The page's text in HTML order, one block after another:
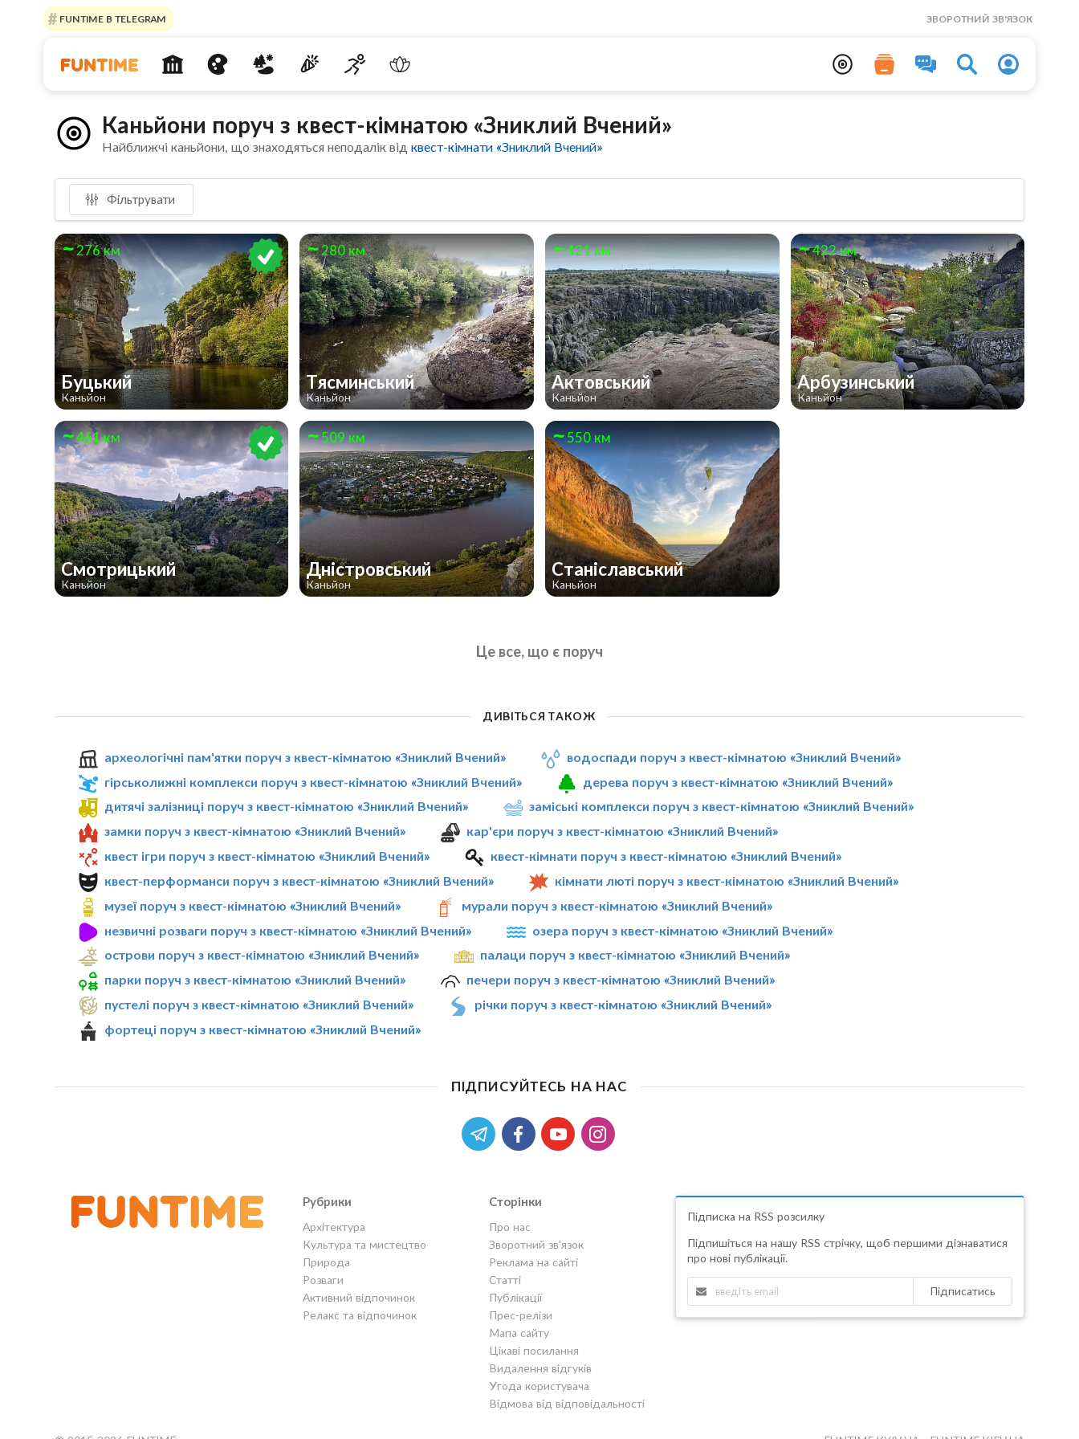
FUNTIME В TELEGRAM ЗВОРОТНИЙ ЗВ'ЯЗОК
Каньйони поруч з квест-кімнатою «Зниклий Вчений»
Найближчі каньйони, що знаходяться неподалік відквест-кімнати «Зниклий Вчений»
Фільтрувати
276 км
Буцький
Каньйон
280 км
Тясминський
Каньйон
421 км
Актовський
Каньйон
422 км
Арбузинський
Каньйон
461 км
Смотрицький
Каньйон
509 км
Дністровський
Каньйон
550 км
Станіславський
Каньйон
Це все, що є поруч
ДИВІТЬСЯ ТАКОЖ
археологічні пам'ятки поруч з квест-кімнатою «Зниклий Вчений»
водоспади поруч з квест-кімнатою «Зниклий Вчений»
гірськолижні комплекси поруч з квест-кімнатою «Зниклий Вчений»
дерева поруч з квест-кімнатою «Зниклий Вчений»
дитячі залізниці поруч з квест-кімнатою «Зниклий Вчений»
заміські комплекси поруч з квест-кімнатою «Зниклий Вчений»
замки поруч з квест-кімнатою «Зниклий Вчений»
кар'єри поруч з квест-кімнатою «Зниклий Вчений»
квест ігри поруч з квест-кімнатою «Зниклий Вчений»
квест-кімнати поруч з квест-кімнатою «Зниклий Вчений»
квест-перформанси поруч з квест-кімнатою «Зниклий Вчений»
кімнати люті поруч з квест-кімнатою «Зниклий Вчений»
музеї поруч з квест-кімнатою «Зниклий Вчений»
мурали поруч з квест-кімнатою «Зниклий Вчений»
незвичні розваги поруч з квест-кімнатою «Зниклий Вчений»
озера поруч з квест-кімнатою «Зниклий Вчений»
острови поруч з квест-кімнатою «Зниклий Вчений»
палаци поруч з квест-кімнатою «Зниклий Вчений»
парки поруч з квест-кімнатою «Зниклий Вчений»
печери поруч з квест-кімнатою «Зниклий Вчений»
пустелі поруч з квест-кімнатою «Зниклий Вчений»
річки поруч з квест-кімнатою «Зниклий Вчений»
фортеці поруч з квест-кімнатою «Зниклий Вчений»
ПІДПИСУЙТЕСЬ НА НАС
Рубрики
Архітектура
Культура та мистецтво
Природа
Розваги
Активний відпочинок
Релакс та відпочинок
Сторінки
Про нас
Зворотний зв'язок
Реклама на сайті
Статті
Публікації
Прес-релізи
Мапа сайту
Цікаві посилання
Видалення відгуків
Угода користувача
Відмова від відповідальності
Підписка на RSS розсилку
Підпишіться на нашу RSS стрічку, щоб першими дізнаватися
про нові публікації.
Підписатись